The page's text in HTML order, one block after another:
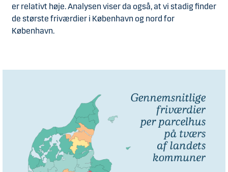
er relativt høje. Analysen viser da også, at vi stadig finder
de største friværdier i København og nord for
København.